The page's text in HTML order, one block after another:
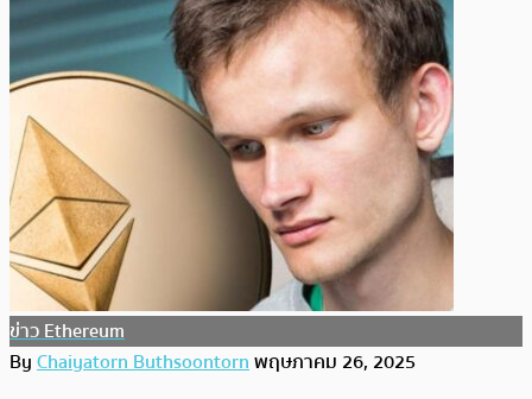
ข่าว Ethereum
ByChaiyatorn Buthsoontornพฤษภาคม 26, 2025